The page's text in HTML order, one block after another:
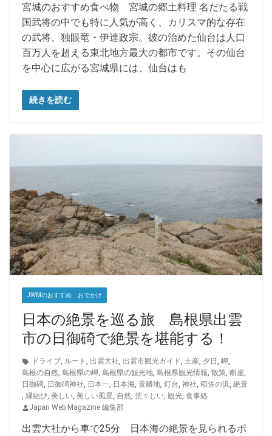
宮城のおすすめ食べ物 宮城の郷土料理 名だたる戦
国武将の中でも特に人気が高く、カリスマ的な存在
の武将、独眼竜・伊達政宗。彼の治めた仙台は人口
百万人を超える東北地方最大の都市です。その仙台
を中心に広がる宮城県には、仙台はも
続きを読む
JWMのおすすめ おでかけ
日本の絶景を巡る旅 島根県出雲
市の日御碕で絶景を堪能する！
ドライブ, ルート , 出雲大社, 出雲市観光ガイド, 土産, 夕日 , 岬,
島根の自然, 島根県の岬, 島根県の観光地, 島根県観光情報, 散策, 断崖,
日御碕, 日御碕神社, 日本一, 日本海, 景勝地, 灯台, 神社, 稲佐の浜, 絶景
, 縁結び, 美しい, 美しい風景, 自然, 荒々しい, 観光, 食事処
Japan Web Magazine 編集部
出雲大社から車で25分 日本海の絶景を見られるポ